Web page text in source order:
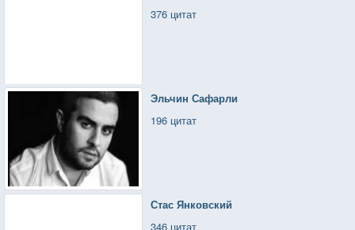
376 цитат
Эльчин Сафарли
196 цитат
Стас Янковский
346 цитат